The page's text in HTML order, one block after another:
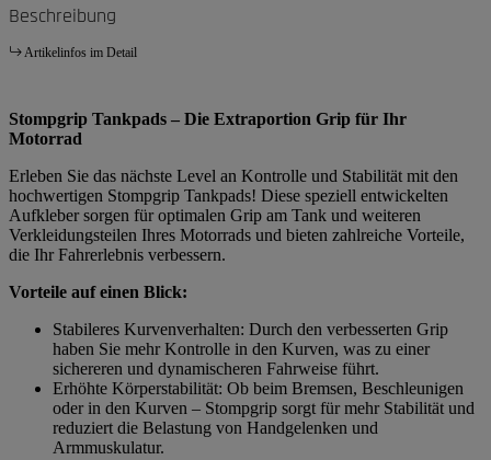
Beschreibung
Artikelinfos im Detail
Stompgrip Tankpads – Die Extraportion Grip für Ihr
Motorrad
Erleben Sie das nächste Level an Kontrolle und Stabilität mit den
hochwertigen Stompgrip Tankpads! Diese speziell entwickelten
Aufkleber sorgen für optimalen Grip am Tank und weiteren
Verkleidungsteilen Ihres Motorrads und bieten zahlreiche Vorteile,
die Ihr Fahrerlebnis verbessern.
Vorteile auf einen Blick:
Stabileres Kurvenverhalten: Durch den verbesserten Grip
haben Sie mehr Kontrolle in den Kurven, was zu einer
sichereren und dynamischeren Fahrweise führt.
Erhöhte Körperstabilität: Ob beim Bremsen, Beschleunigen
oder in den Kurven – Stompgrip sorgt für mehr Stabilität und
reduziert die Belastung von Handgelenken und
Armmuskulatur.